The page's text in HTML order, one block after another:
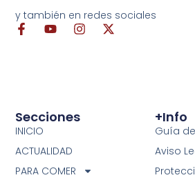
+info
Guía
Aviso
Secciones
INICIO
ACTUALIDAD
PARA COMER
y también en redes sociales